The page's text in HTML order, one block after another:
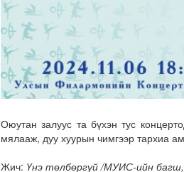
Оюутан залуус та бүхэн тус
мялааж, дуу хуурын чимгээр тархиа
Жич: Үнэ төлбөргүй /МУИС-ийн